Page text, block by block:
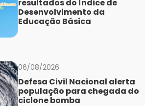
resultados do Índice de
Desenvolvimento da
Educação Básica
06/08/2026
Defesa Civil Nacional alerta
população para chegada do
ciclone bomba